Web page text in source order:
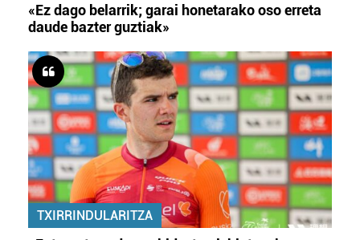
«Ez dago belarrik; garai honetarako oso erreta
daude bazter guztiak»
TXIRRINDULARITZA